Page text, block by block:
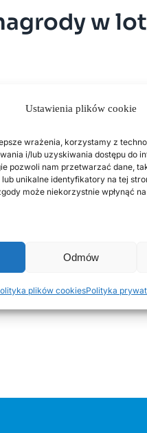
Ustawienia plików cookie
wrażenia, korzystamy z
i/lub uzyskiwania dostępu do
pozwoli nam przetwarzać dane,
unikalne identyfikatory na tej
może niekorzystnie wpłynąć
Odmów
plików cookiesPolityka
w